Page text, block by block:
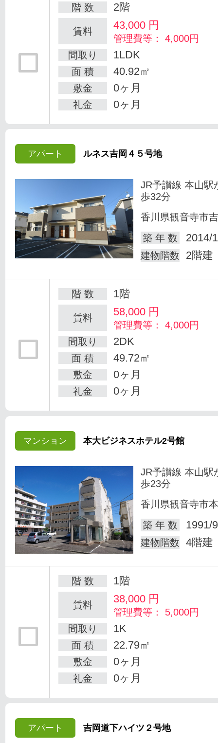
階 数 2階
賃料 43,000 円
管理費等： 4,000円
間取り
1LDK
面 積 40.92㎡
敷金 0ヶ月
礼金 0ヶ月
アパート ルネス吉岡４５号地
JR予讃線 本山駅
歩32分
香川県観音寺市
築 年 数
2014/
建物階数 2階建
階 数 1階
賃料 58,000 円
管理費等： 4,000円
間取り
2DK
面 積 49.72㎡
敷金 0ヶ月
礼金 0ヶ月
マンション 本大ビジネスホテル2号館
JR予讃線 本山駅
歩23分
香川県観音寺市
築 年 数
1991/
建物階数 4階建
階 数 1階
賃料 38,000 円
管理費等： 5,000円
間取り
1K
面 積 22.79㎡
敷金 0ヶ月
礼金 0ヶ月
アパート 吉岡道下ハイツ２号地